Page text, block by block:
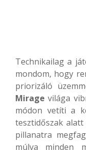
Technikailag a
mondom, hogy
priorizáló
Mirage világa
módon vetíti a
tesztidőszak
pillanatra
múlva minden